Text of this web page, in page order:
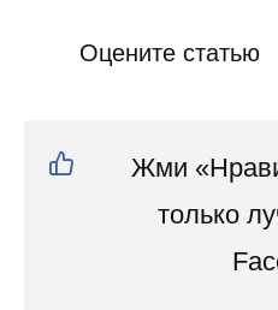
Оцените статью
Жми
только